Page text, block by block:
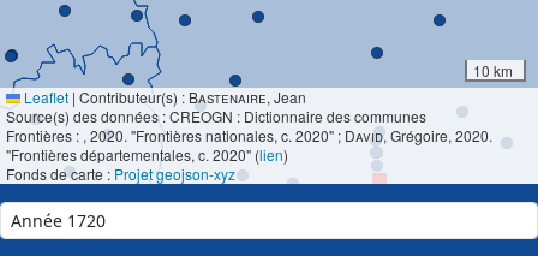
10 km
Leaflet | Contributeur(s) : Bastenaire, Jean
Source(s) des données : CREOGN : Dictionnaire des communes
Frontières : , 2020. "Frontières nationales, c. 2020" ; David, Grégoire, 2020.
"Frontières départementales, c. 2020" (lien)
Fonds de carte : Projet geojson-xyz